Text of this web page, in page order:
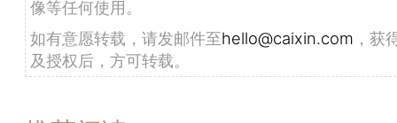
像等任何使用。
如有意愿转载，请发邮件至hello@caixin.com ，获
及授权后，方可转载。